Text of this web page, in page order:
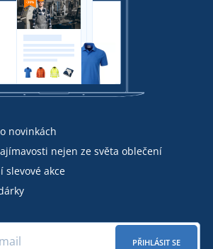
novinkách
nejen ze světa oblečení
slevové akce
PŘIHLÁSIT SE